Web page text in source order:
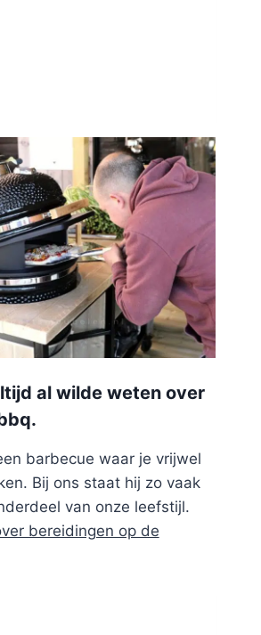
al wilde weten over
barbecue waar je vrijwel
Bij ons staat hij zo vaak
van onze leefstijl.
bereidingen op de